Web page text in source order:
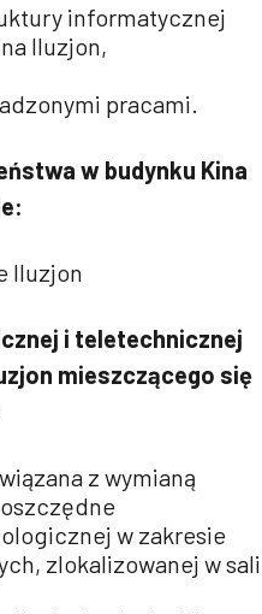
informatycznej
Iluzjon,
pracami.
w budynku Kina
Iluzjon
i teletechnicznej
mieszczącego się
z wymianą
w zakresie
zlokalizowanej w sali